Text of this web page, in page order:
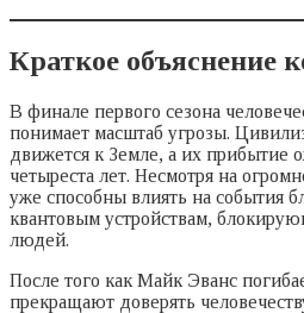
Краткое объяснение
В финале первого сезона
понимает масштаб угрозы.
движется к Земле, а их прибытие
четыреста лет. Несмотря на
уже способны влиять на события
квантовым устройствам,
людей.
После того как Майк Эванс
прекращают доверять